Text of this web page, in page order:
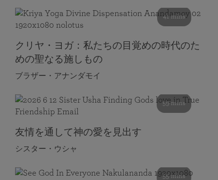
41 mins
クリヤ・ヨガ：私たちの目覚めの時代のた
めの聖なる施しもの
ブラザー・アナンダモイ
59 mins
友情を通して神の愛を見出す
シスター・ウシャ
55 mins